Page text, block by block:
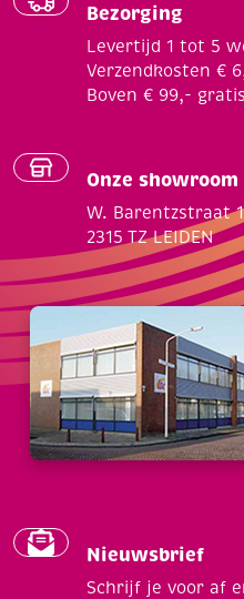
Bezorging
Levertijd 1 tot 5
Verzendkosten €
Boven € 99,-
Onze showroom
W. Barentzstraat
2315 TZ LEIDEN
Nieuwsbrief
Schrijf je voor af